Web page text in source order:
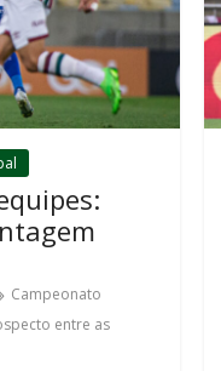
Campeonato
entre as